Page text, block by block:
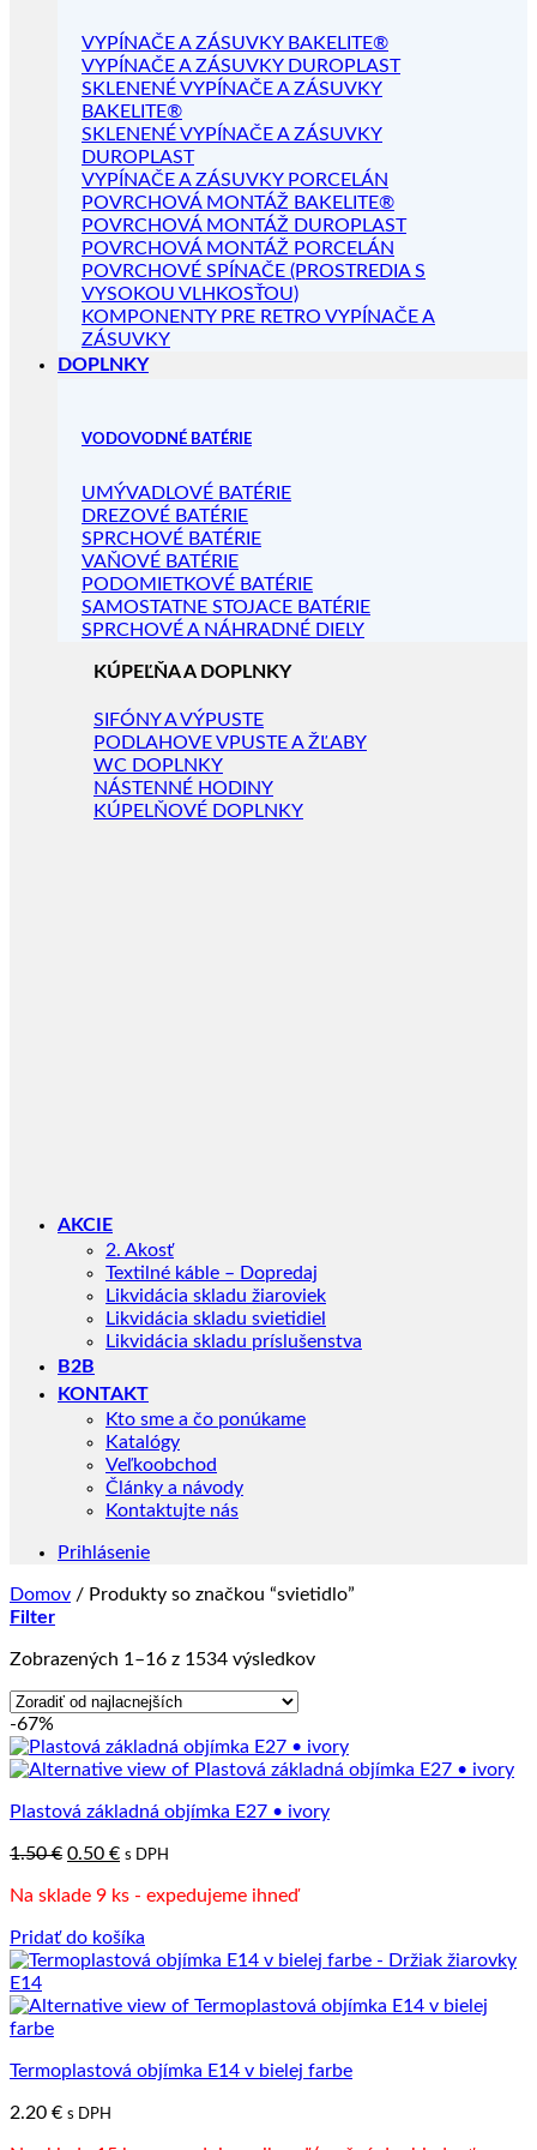
VYPÍNAČE A ZÁSUVKY BAKELITE®
VYPÍNAČE A ZÁSUVKY DUROPLAST
SKLENENÉ VYPÍNAČE A ZÁSUVKY
BAKELITE®
SKLENENÉ VYPÍNAČE A ZÁSUVKY
DUROPLAST
VYPÍNAČE A ZÁSUVKY PORCELÁN
POVRCHOVÁ MONTÁŽ BAKELITE®
POVRCHOVÁ MONTÁŽ DUROPLAST
POVRCHOVÁ MONTÁŽ PORCELÁN
POVRCHOVÉ SPÍNAČE (PROSTREDIA S
VYSOKOU VLHKOSŤOU)
KOMPONENTY PRE RETRO VYPÍNAČE A
ZÁSUVKY
DOPLNKY
VODOVODNÉ BATÉRIE
UMÝVADLOVÉ BATÉRIE
DREZOVÉ BATÉRIE
SPRCHOVÉ BATÉRIE
VAŇOVÉ BATÉRIE
PODOMIETKOVÉ BATÉRIE
SAMOSTATNE STOJACE BATÉRIE
SPRCHOVÉ A NÁHRADNÉ DIELY
KÚPEĽŇA A DOPLNKY
SIFÓNY A VÝPUSTE
PODLAHOVE VPUSTE A ŽĽABY
WC DOPLNKY
NÁSTENNÉ HODINY
KÚPELŇOVÉ DOPLNKY
AKCIE
2. Akosť
Textilné káble – Dopredaj
Likvidácia skladu žiaroviek
Likvidácia skladu svietidiel
Likvidácia skladu príslušenstva
B2B
KONTAKT
Kto sme a čo ponúkame
Katalógy
Veľkoobchod
Články a návody
Kontaktujte nás
Prihlásenie
Domov / Produkty so značkou “svietidlo”
Filter
Zobrazených 1–16 z 1534 výsledkovZoradené
najnižšej
po
-67%
Plastová základná objímka E27 • ivory
1.50€ Pôvodná
bola:
0.50 €Aktuálna
je:
s DPH
Na sklade 9 ks - expedujeme ihneď
Pridať do košíka
Termoplastová objímka E14 v bielej farbe
2.20 € s DPH